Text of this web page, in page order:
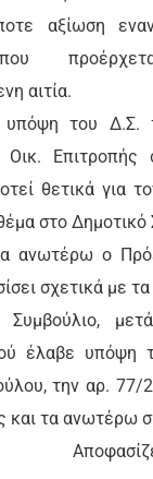
αξίωση
που
αιτία.
υπόψη του Δ.Σ.
θετικά για
στο Δημοτικό
ανωτέρω ο
σχετικά με
έλαβε υπόψη
την αρ. 77/
και τα ανωτέρω